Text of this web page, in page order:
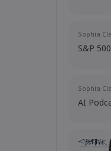
Sophia
S&P
Sophia
AI